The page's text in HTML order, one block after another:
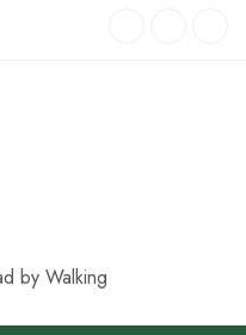
by Walking